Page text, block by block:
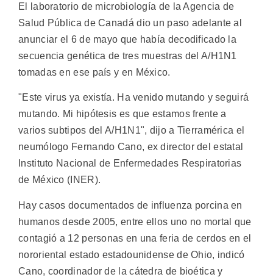
El laboratorio de microbiología de la Agencia de
Salud Pública de Canadá dio un paso adelante al
anunciar el 6 de mayo que había decodificado la
secuencia genética de tres muestras del A/H1N1
tomadas en ese país y en México.
"Este virus ya existía. Ha venido mutando y seguirá
mutando. Mi hipótesis es que estamos frente a
varios subtipos del A/H1N1", dijo a Tierramérica el
neumólogo Fernando Cano, ex director del estatal
Instituto Nacional de Enfermedades Respiratorias
de México (INER).
Hay casos documentados de influenza porcina en
humanos desde 2005, entre ellos uno no mortal que
contagió a 12 personas en una feria de cerdos en el
nororiental estado estadounidense de Ohio, indicó
Cano, coordinador de la cátedra de bioética y